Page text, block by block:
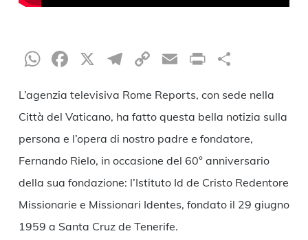
WhatsApp
Facebook
X Telegram
CopyEmailPrint
L’agenzia televisiva Rome Reports, con sede nella
Città del Vaticano, ha fatto questa bella notizia sulla
persona e l’opera di nostro padre e fondatore,
Fernando Rielo, in occasione del 60° anniversario
della sua fondazione: l’Istituto Id de Cristo Redentore
Missionarie e Missionari Identes, fondato il 29 giugno
1959 a Santa Cruz de Tenerife.